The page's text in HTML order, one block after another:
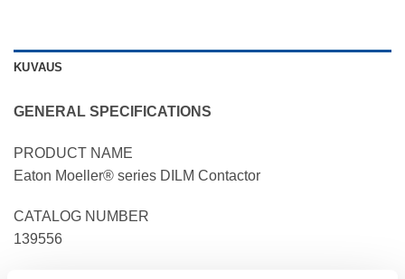
KUVAUS
GENERAL SPECIFICATIONS
PRODUCT NAME
Eaton Moeller® series DILM Contactor
CATALOG NUMBER
139556